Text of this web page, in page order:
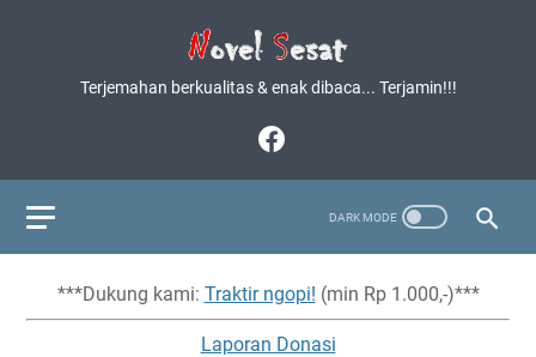
Terjemahan berkualitas & enak dibaca... Terjamin!!!
***Dukung kami: Traktir ngopi! (min Rp 1.000,-)***
Laporan Donasi